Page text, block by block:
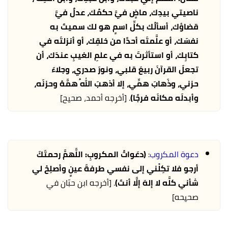
ناصيتي بيدِك، ماضٍ فيَّ حكمُك، عدلٌ فيَّ
قضاؤك، أسألُك بكلِّ اسمٍ هو لك سميتَ به
نفسَك، أو علَّمتَه أحدًا من خلقِك، أو أنزلتَه في
كتابِك، أو استأثرتَ به في علمِ الغيبِ عندَك، أن
تجعلَ القرآنَ ربيعَ قلبي، ونورَ صدري، وجلاءَ
حزني، وذَهابَ همِّي، إلا أذهبَ اللهُ همَّهُ وحزنَه،
وأبدلَه مكانَه فرجًا). [أخرجه أحمد، صحيح]
دعوة المكروب:(دعَواتُ المكروبِ: اللَّهمَّ رحمتَكَ
أرجو فلا تكِلْني إلى نفسي طرفةَ عينٍ وأصلِحْ لي
شأني كلَّه لا إلهَ إلَّا أنتَ). [أخرجه ابن حبّان في
صحيحه]